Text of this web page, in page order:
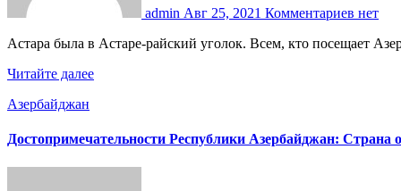
admin Авг 25, 2021 Комментариев нет
Астара была в Астаре-райский уголок. Всем, кто посещает
Читайте далее
Азербайджан
Достопримечательности Республики Азербайджан: Страна